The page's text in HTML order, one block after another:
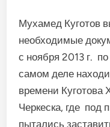
Мухамед Куготов
необходимые
с ноября 2013 г.
самом деле
времени Куготова
Черкеска, где под
пытались